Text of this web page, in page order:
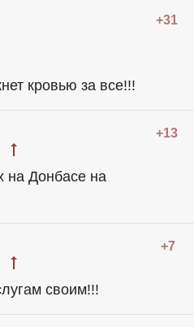
+31
кровью за все!!!
+13
на Донбасе на
+7
своим!!!